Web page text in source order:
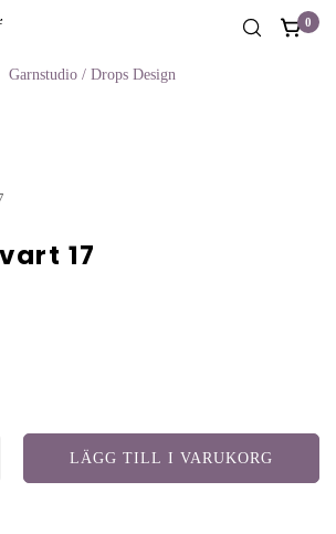
0
Garnstudio / Drops Design
17
LÄGG TILL I VARUKORG